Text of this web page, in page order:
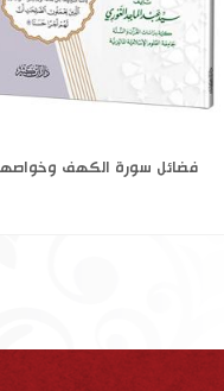
علم الآخرة في القرآن الكريم